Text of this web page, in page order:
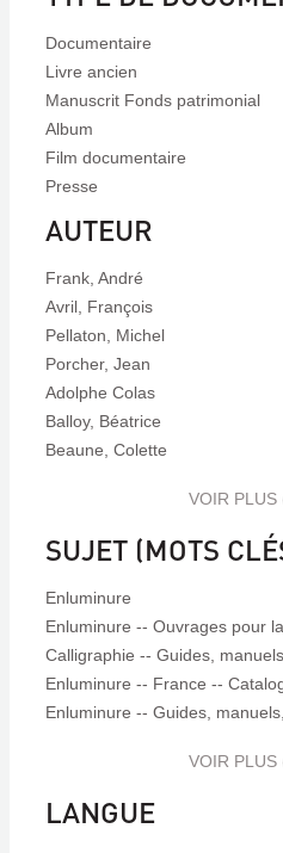
Documentaire
Livre ancien
Manuscrit Fonds patrimonial
Album
Film documentaire
Presse
AUTEUR
Frank, André
Avril, François
Pellaton, Michel
Porcher, Jean
Adolphe Colas
Balloy, Béatrice
Beaune, Colette
VOIR PLUS
SUJET (MOTS
Enluminure
Enluminure -- Ouvrages pour
Calligraphie -- Guides,
Enluminure -- France --
Enluminure -- Guides,
VOIR PLUS
LANGUE